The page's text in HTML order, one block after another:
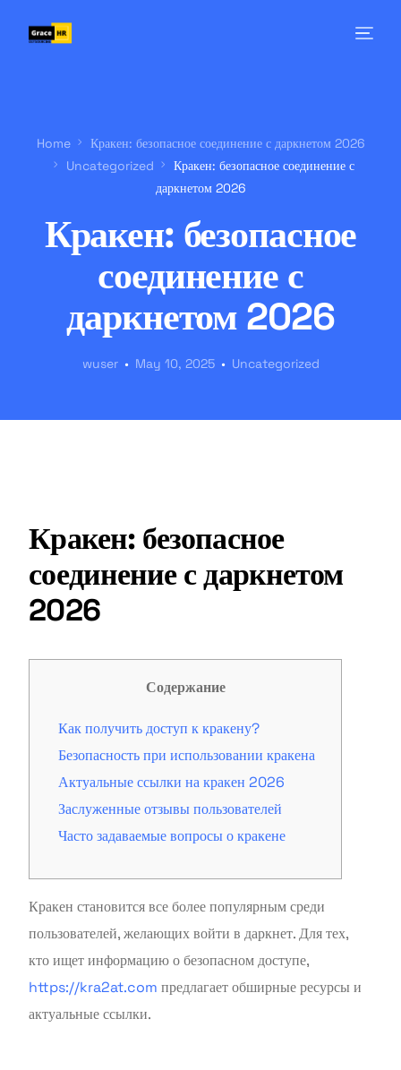
Home
Кракен: безопасное соединение с даркнетом 2026
Uncategorized
Кракен: безопасное соединение с
даркнетом 2026
Кракен: безопасное
соединение с
даркнетом 2026
wuser May 10, 2025 Uncategorized
Кракен: безопасное
соединение с даркнетом
2026
Содержание
Как получить доступ к кракену?
Безопасность при использовании кракена
Актуальные ссылки на кракен 2026
Заслуженные отзывы пользователей
Часто задаваемые вопросы о кракене
Кракен становится все более популярным среди
пользователей, желающих войти в даркнет. Для тех,
кто ищет информацию о безопасном доступе,
https://kra2at.com предлагает обширные ресурсы и
актуальные ссылки.